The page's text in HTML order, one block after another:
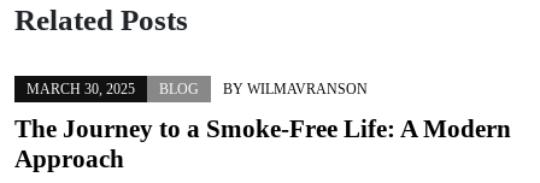
Related Posts
MARCH 30, 2025 BLOG BY WILMAVRANSON
The Journey to a Smoke-Free Life: A Modern
Approach